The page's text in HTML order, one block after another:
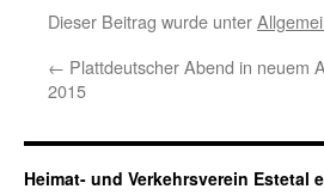
Dieser Beitrag wurde unter
← Plattdeutscher Abend in neuem
2015
Heimat- und Verkehrsverein Estetal